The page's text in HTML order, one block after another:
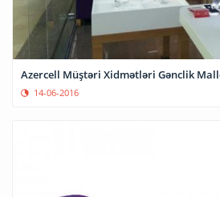
Azercell Müştəri Xidmətləri
14-06-2016